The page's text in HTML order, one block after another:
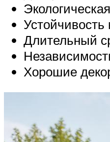
Длительный
Хорошие